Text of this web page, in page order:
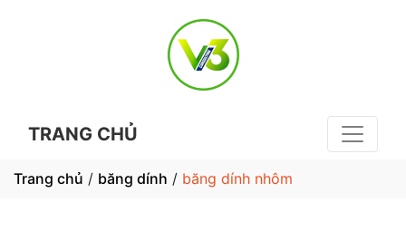
TRANG CHỦ
Trang chủ / băng dính / băng dính nhôm